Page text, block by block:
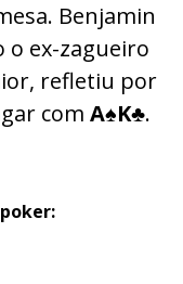
Benjamin
o ex-zagueiro
refletiu por
com A♠K♣.